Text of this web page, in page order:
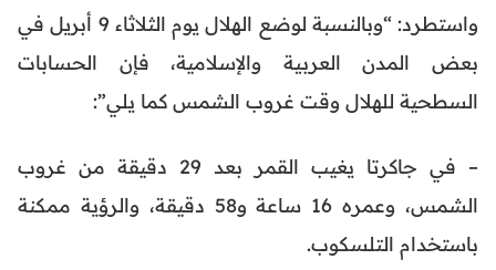
واستطرد: “وبالنسبة لوضع الهلال يوم الثلاثاء 9 أبريل في
بعض المدن العربية والإسلامية، فإن الحسابات
السطحية للهلال وقت غروب الشمس كما يلي”:
– في جاكرتا يغيب القمر بعد 29 دقيقة من غروب
الشمس، وعمره 16 ساعة و58 دقيقة، والرؤية ممكنة
باستخدام التلسكوب.